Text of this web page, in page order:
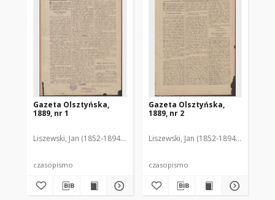
Gazeta Olsztyńska,
1889, nr 1
Liszewski, Jan (1852-1894). Red.
czasopismo
Gazeta Olsztyńska,
1889, nr 2
Liszewski, Jan (1852-1894). Red.
czasopismo